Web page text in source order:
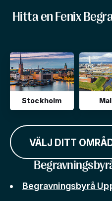
Hitta en Fenix
Stockholm
VÄLJ DITT
Begravningsbyrå